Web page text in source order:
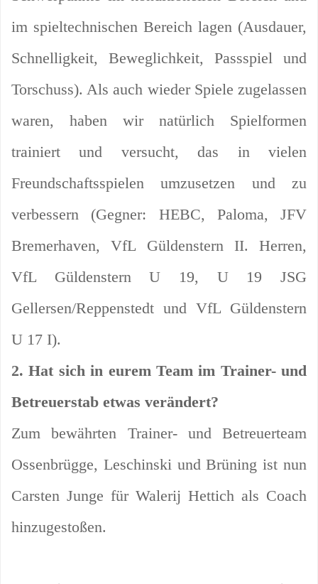
im spieltechnischen Bereich lagen (Ausdauer,
Schnelligkeit, Beweglichkeit, Passspiel und
Torschuss). Als auch wieder Spiele zugelassen
waren, haben wir natürlich Spielformen
trainiert und versucht, das in vielen
Freundschaftsspielen umzusetzen und zu
verbessern (Gegner: HEBC, Paloma, JFV
Bremerhaven, VfL Güldenstern II. Herren,
VfL Güldenstern U 19, U 19 JSG
Gellersen/Reppenstedt und VfL Güldenstern
U 17 I).
2. Hat sich in eurem Team im Trainer- und
Betreuerstab etwas verändert?
Zum bewährten Trainer- und Betreuerteam
Ossenbrügge, Leschinski und Brüning ist nun
Carsten Junge für Walerij Hettich als Coach
hinzugestoßen.